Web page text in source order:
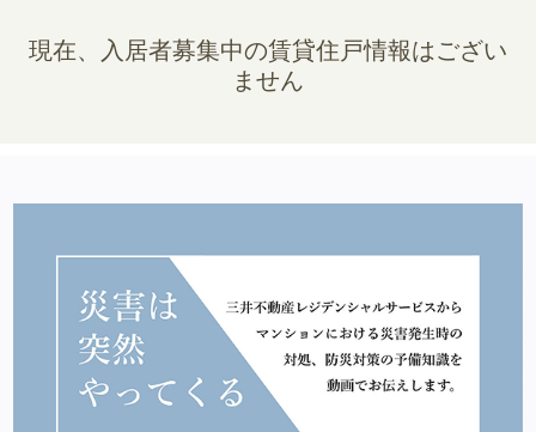
現在、入居者募集中の賃貸住戸情報はござい
ません